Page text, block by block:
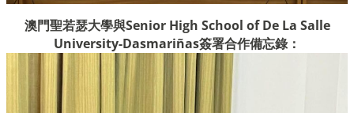
澳門聖若瑟大學與Senior High School of De La Salle
University-Dasmariñas簽署合作備忘錄：